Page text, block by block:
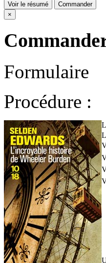
Voir le résumé
Commander
×
Formulaire
Procédure :